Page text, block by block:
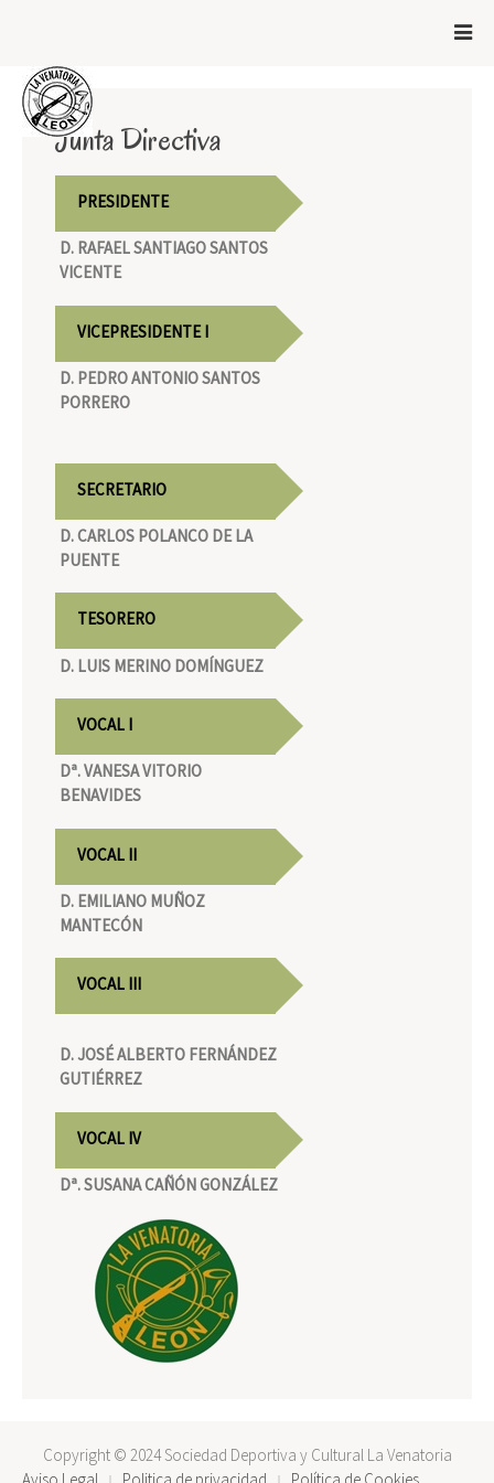
Junta Directiva
PRESIDENTE
D. RAFAEL SANTIAGO SANTOS
VICENTE
VICEPRESIDENTE I
D. PEDRO ANTONIO SANTOS
PORRERO
SECRETARIO
D. CARLOS POLANCO DE LA
PUENTE
TESORERO
D. LUIS MERINO DOMÍNGUEZ
VOCAL I
Dª. VANESA VITORIO
BENAVIDES
VOCAL II
D. EMILIANO MUÑOZ
MANTECÓN
VOCAL III
D. JOSÉ ALBERTO FERNÁNDEZ
GUTIÉRREZ
VOCAL IV
Dª. SUSANA CAÑÓN GONZÁLEZ
Copyright © 2024 Sociedad Deportiva y Cultural La Venatoria
Aviso Legal
Politica de privacidad Política de Cookies